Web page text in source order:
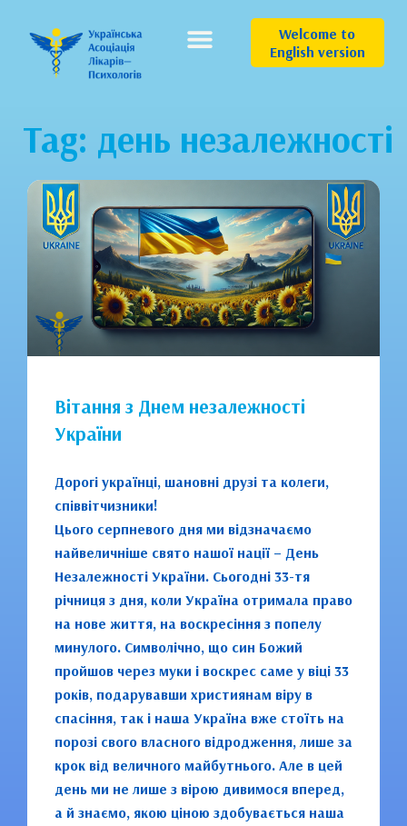
Welcome to
English version
Tag: день незалежності
Вітання з Днем незалежності
України
Дорогі українці, шановні друзі та колеги,
співвітчизники!
Цього серпневого дня ми відзначаємо
найвеличніше свято нашої нації – День
Незалежності України. Сьогодні 33-тя
річниця з дня, коли Україна отримала право
на нове життя, на воскресіння з попелу
минулого. Символічно, що син Божий
пройшов через муки і воскрес саме у віці 33
років, подарувавши християнам віру в
спасіння, так і наша Україна вже стоїть на
порозі свого власного відродження, лише за
крок від величного майбутнього. Але в цей
день ми не лише з вірою дивимося вперед,
а й знаємо, якою ціною здобувається наша